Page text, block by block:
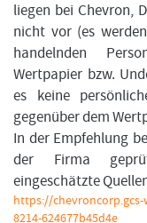
liegen bei Chevron,
nicht vor (es
handelnden
Wertpapier bzw.
es keine
gegenüber dem
In der Empfehlung
der Firma
eingeschätzte
https://
8214-624677b45d4e